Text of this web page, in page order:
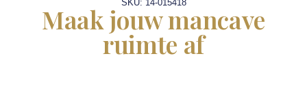
SKU: 14-015418
Maak jouw mancave
ruimte af